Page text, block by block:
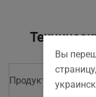
Продуктивність
Вы